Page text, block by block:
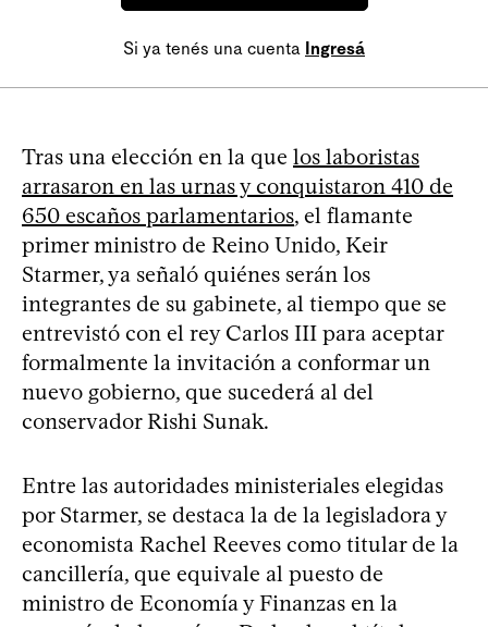
Si ya tenés una cuenta Ingresá
Tras una elección en la que los laboristas
arrasaron en las urnas y conquistaron 410 de
650 escaños parlamentarios, el flamante
primer ministro de Reino Unido, Keir
Starmer, ya señaló quiénes serán los
integrantes de su gabinete, al tiempo que se
entrevistó con el rey Carlos III para aceptar
formalmente la invitación a conformar un
nuevo gobierno, que sucederá al del
conservador Rishi Sunak.
Entre las autoridades ministeriales elegidas
por Starmer, se destaca la de la legisladora y
economista Rachel Reeves como titular de la
cancillería, que equivale al puesto de
ministro de Economía y Finanzas en la